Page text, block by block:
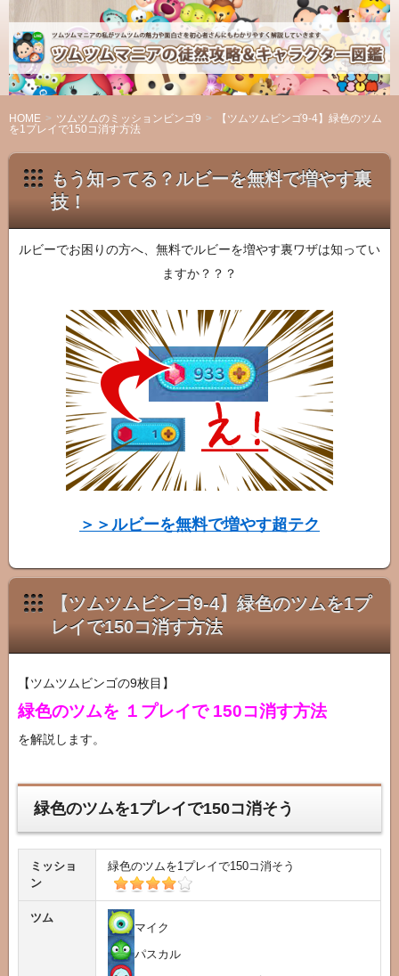
ツ
ム
ツ
ム
マ
ニ
の
徒
然
攻
HOME ツムツムのミッションビンゴ9
【ツムツムビンゴ9-4】緑色のツム
を1プレイで150コ消す方法
もう知ってる？ルビーを無料で増やす裏
技！
ルビーでお困りの方へ、無料でルビーを増やす裏ワザは知ってい
ますか？？？
＞＞ルビーを無料で増やす超テク
【ツムツムビンゴ9-4】緑色のツムを1プ
レイで150コ消す方法
【ツムツムビンゴの9枚目】
緑色のツムを １プレイで 150コ消す方法
を解説します。
緑色のツムを1プレイで150コ消そう
ミッショ
ン
緑色のツムを1プレイで150コ消そう
ツム
マイク
パスカル